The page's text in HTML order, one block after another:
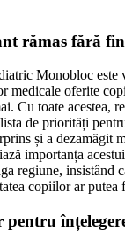
rămas fără
Monobloc este
medicale oferite
Cu toate acestea,
de priorități
și a dezamăgit
importanța
regiune, insistând
copiilor ar putea
pentru